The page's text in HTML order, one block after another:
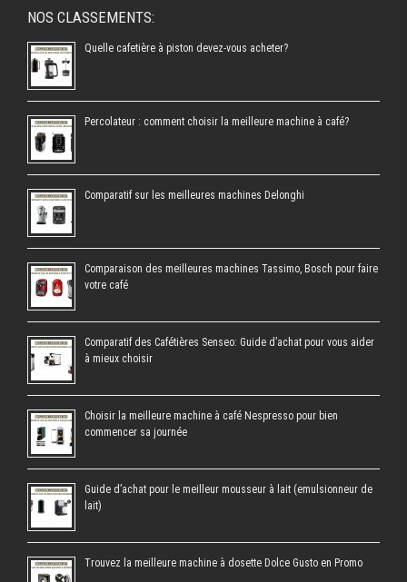
NOS CLASSEMENTS:
Quelle cafetière à piston devez-vous acheter?
Percolateur : comment choisir la meilleure machine à café?
Comparatif sur les meilleures machines Delonghi
Comparaison des meilleures machines Tassimo, Bosch pour faire
votre café
Comparatif des Cafétières Senseo: Guide d’achat pour vous aider
à mieux choisir
Choisir la meilleure machine à café Nespresso pour bien
commencer sa journée
Guide d’achat pour le meilleur mousseur à lait (emulsionneur de
lait)
Trouvez la meilleure machine à dosette Dolce Gusto en Promo